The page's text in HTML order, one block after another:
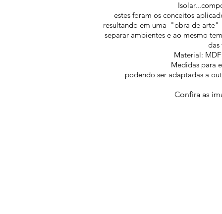
estes foram os conceitos
resultando em uma "obra de arte"
separar ambientes e ao mesmo
das
Material:
Medidas para
podendo ser adaptadas a
Confira as